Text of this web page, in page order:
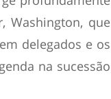
Washington, que
delegados e os
na sucessão